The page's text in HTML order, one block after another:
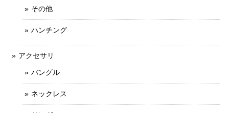
その他
ハンチング
アクセサリ
バングル
ネックレス